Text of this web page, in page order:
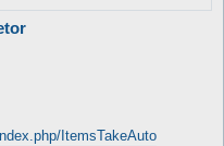
ItemsTakeAuto